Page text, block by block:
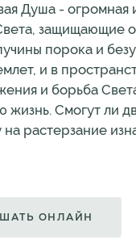
Душа - огромная
защищающие
порока и
и в
и борьба
Смогут ли
растерзание
ОНЛАЙН